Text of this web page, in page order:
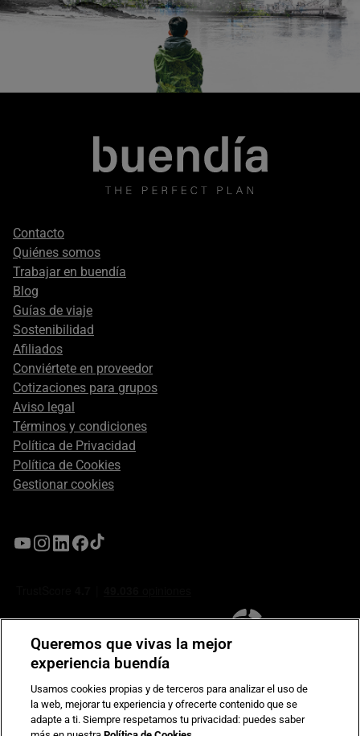
Footer
secondary
Contacto
Quiénes somos
Trabajar en buendía
Blog
Guías de viaje
Sostenibilidad
Afiliados
Conviértete en proveedor
Cotizaciones para grupos
Aviso legal
Términos y condiciones
Política de Privacidad
Política de Cookies
Gestionar cookies
Compromiso de seguridad en pagos electrónicos
Queremos que vivas la mejor
experiencia buendía
Usamos cookies propias y de terceros para analizar el uso de
la web, mejorar tu experiencia y ofrecerte contenido que se
adapte a ti. Siempre respetamos tu privacidad: puedes saber